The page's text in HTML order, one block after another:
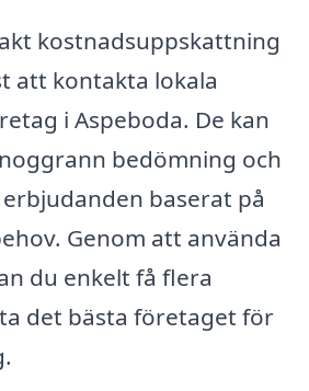
kostnadsuppskattning
att kontakta lokala
i Aspeboda. De kan
bedömning och
baserat på
Genom att använda
du enkelt få flera
det bästa företaget för